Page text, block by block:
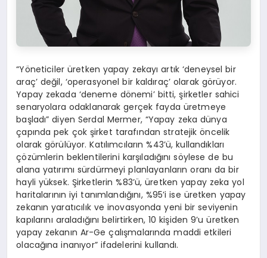
“Yöneticiler üretken yapay zekayı artık ‘deneysel bir
araç’ değil, ‘operasyonel bir kaldıraç’ olarak görüyor.
Yapay zekada ‘deneme dönemi’ bitti, şirketler sahici
senaryolara odaklanarak gerçek fayda üretmeye
başladı” diyen Serdal Mermer, “Yapay zeka dünya
çapında pek çok şirket tarafından stratejik öncelik
olarak görülüyor. Katılımcıların %43’ü, kullandıkları
çözümlerin beklentilerini karşıladığını söylese de bu
alana yatırımı sürdürmeyi planlayanların oranı da bir
hayli yüksek. Şirketlerin %83’ü, üretken yapay zeka yol
haritalarının iyi tanımlandığını, %95’i ise üretken yapay
zekanın yaratıcılık ve inovasyonda yeni bir seviyenin
kapılarını araladığını belirtirken, 10 kişiden 9’u üretken
yapay zekanın Ar-Ge çalışmalarında maddi etkileri
olacağına inanıyor” ifadelerini kullandı.